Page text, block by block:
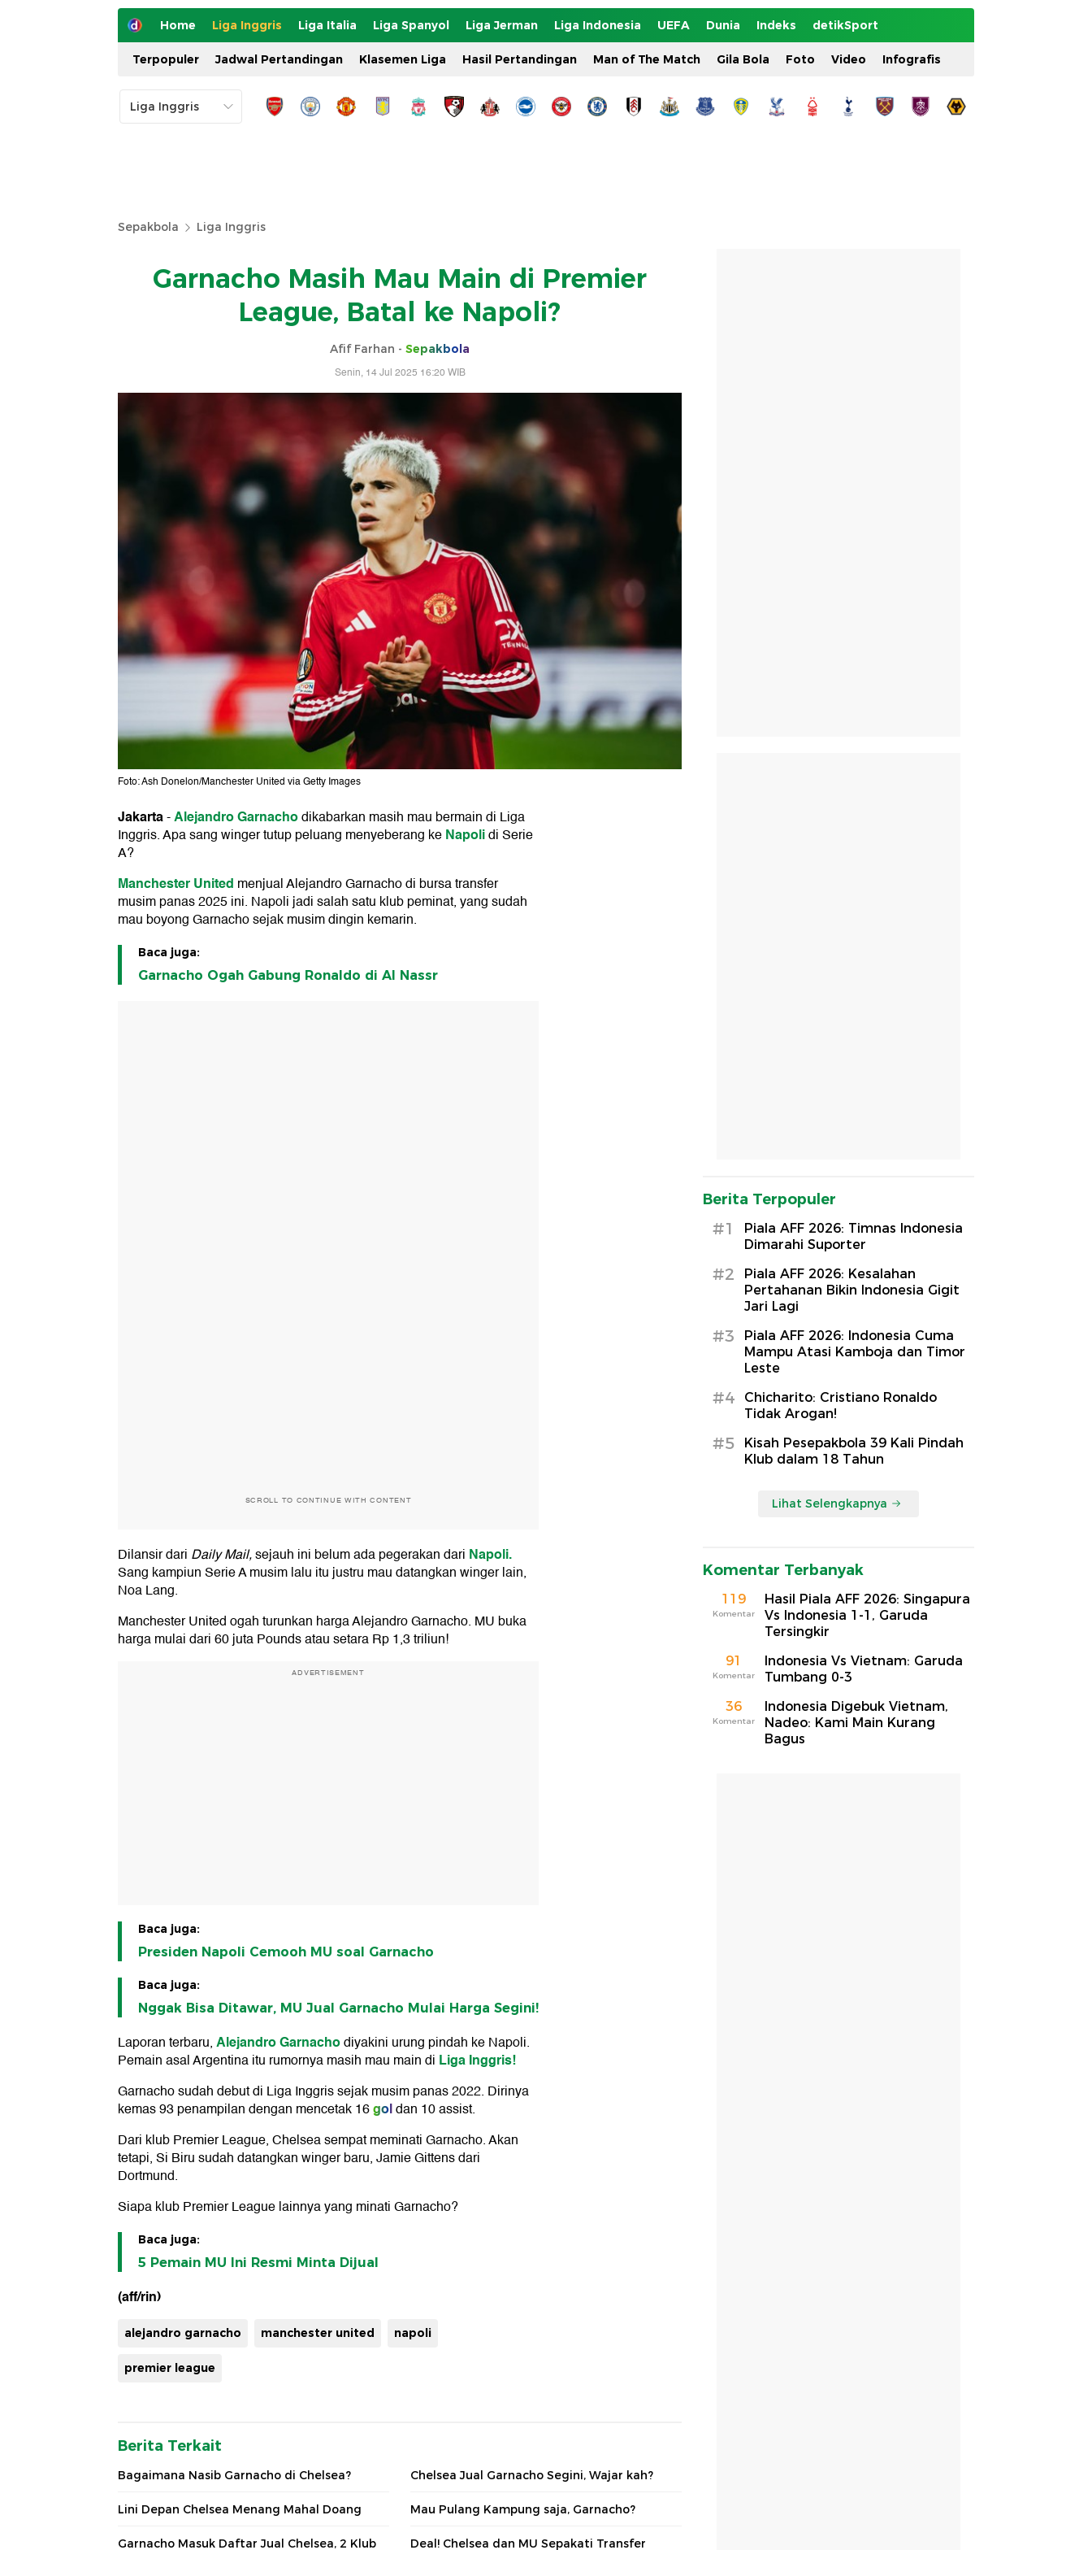
Home Liga Inggris Liga Italia Liga Spanyol Liga Jerman Liga Indonesia UEFA Dunia Indeks detikSport
Terpopuler Jadwal Pertandingan Klasemen Liga Hasil Pertandingan Man of The Match Gila Bola Foto Video Infografis
Sepakbola Liga Inggris
Garnacho Masih Mau Main di Premier
League, Batal ke Napoli?
Afif Farhan - Sepakbola
Senin, 14 Jul 2025 16:20 WIB
Foto: Ash Donelon/Manchester United via Getty Images
Jakarta-Alejandro Garnachodikabarkan masih mau bermain di Liga
Inggris. Apa sang winger tutup peluang menyeberang keNapolidi Serie
A?
Manchester United menjual Alejandro Garnacho di bursa transfer
musim panas 2025 ini. Napoli jadi salah satu klub peminat, yang sudah
mau boyong Garnacho sejak musim dingin kemarin.
Baca juga:
Garnacho Ogah Gabung Ronaldo di Al Nassr
SCROLL TO CONTINUE WITH CONTENT
Dilansir dari Daily Mail,sejauh ini belum ada pegerakan dari Napoli.
Sang kampiun Serie A musim lalu itu justru mau datangkan winger lain,
Noa Lang.
Manchester United ogah turunkan harga Alejandro Garnacho. MU buka
harga mulai dari 60 juta Pounds atau setara Rp 1,3 triliun!
ADVERTISEMENT
Baca juga:
Presiden Napoli Cemooh MU soal Garnacho
Baca juga:
Nggak Bisa Ditawar, MU Jual Garnacho Mulai Harga Segini!
Laporan terbaru,Alejandro Garnachodiyakini urung pindah ke Napoli.
Pemain asal Argentina itu rumornya masih mau main di Liga Inggris!
Garnacho sudah debut di Liga Inggris sejak musim panas 2022. Dirinya
kemas 93 penampilan dengan mencetak 16goldan 10 assist.
Dari klub Premier League, Chelsea sempat meminati Garnacho. Akan
tetapi, Si Biru sudah datangkan winger baru, Jamie Gittens dari
Dortmund.
Siapa klub Premier League lainnya yang minati Garnacho?
Baca juga:
5 Pemain MU Ini Resmi Minta Dijual
(aff/rin)
alejandro garnacho manchester united napoli
premier league
Berita Terkait
Bagaimana Nasib Garnacho di Chelsea? Chelsea Jual Garnacho Segini, Wajar kah?
Lini Depan Chelsea Menang Mahal Doang Mau Pulang Kampung saja, Garnacho?
Garnacho Masuk Daftar Jual Chelsea, 2 Klub Deal! Chelsea dan MU Sepakati Transfer
Berita Terpopuler
#1
Piala AFF 2026: Timnas Indonesia
Dimarahi Suporter
#2
Piala AFF 2026: Kesalahan
Pertahanan Bikin Indonesia Gigit
Jari Lagi
#3
Piala AFF 2026: Indonesia Cuma
Mampu Atasi Kamboja dan Timor
Leste
#4
Chicharito: Cristiano Ronaldo
Tidak Arogan!
#5
Kisah Pesepakbola 39 Kali Pindah
Klub dalam 18 Tahun
Lihat Selengkapnya
Komentar Terbanyak
119
Komentar
Hasil Piala AFF 2026: Singapura
Vs Indonesia 1-1, Garuda
Tersingkir
91
Komentar
Indonesia Vs Vietnam: Garuda
Tumbang 0-3
36
Komentar
Indonesia Digebuk Vietnam,
Nadeo: Kami Main Kurang
Bagus